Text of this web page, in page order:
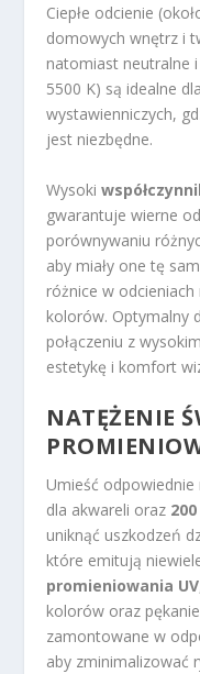
Ciepłe odcienie
domowych wnętrz i
natomiast neutralne
5500 K) są idealne
wystawienniczych,
jest niezbędne.
Wysoki
gwarantuje wierne
porównywaniu
aby miały one tę
różnice w odcieniach
kolorów. Optymalny
połączeniu z
estetykę i komfort
NATĘŻENIE
Umieść
dla akwareli oraz
uniknąć uszkodzeń
które emitują
promieniowania UV
kolorów oraz
zamontowane w
aby zminimalizować